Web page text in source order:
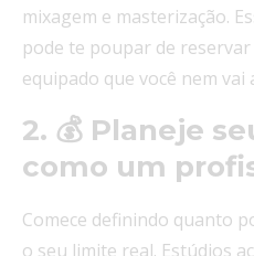
mixagem e masterização.
pode te poupar de
equipado que você nem vai
2. 💰 Planeje
como um
Comece definindo quanto
o seu limite real. Estúdios